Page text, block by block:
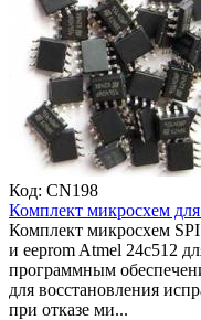
Код: CN198
Комплект микросхем
Комплект микросхем
и eeprom Atmel 24c512
программным
для восстановления
при отказе ми...